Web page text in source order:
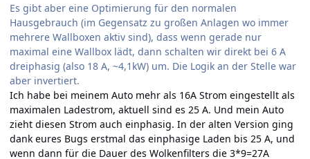
Es gibt aber eine Optimierung für den normalen
Hausgebrauch (im Gegensatz zu großen Anlagen wo immer
mehrere Wallboxen aktiv sind), dass wenn gerade nur
maximal eine Wallbox lädt, dann schalten wir direkt bei 6 A
dreiphasig (also 18 A, ~4,1kW) um. Die Logik an der Stelle war
aber invertiert.
Ich habe bei meinem Auto mehr als 16A Strom eingestellt als
maximalen Ladestrom, aktuell sind es 25 A. Und mein Auto
zieht diesen Strom auch einphasig. In der alten Version ging
dank eures Bugs erstmal das einphasige Laden bis 25 A, und
wenn dann für die Dauer des Wolkenfilters die 3*9=27A